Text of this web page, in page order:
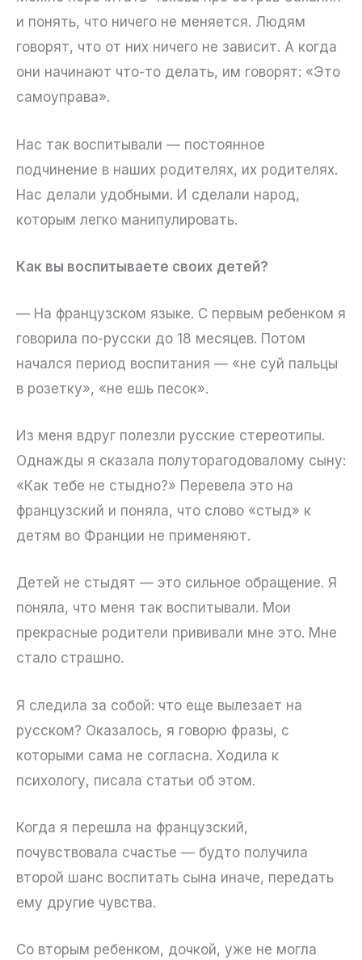
и понять, что ничего не меняется. Людям
говорят, что от них ничего не зависит. А когда
они начинают что-то делать, им говорят: «Это
самоуправа».
Нас так воспитывали — постоянное
подчинение в наших родителях, их родителях.
Нас делали удобными. И сделали народ,
которым легко манипулировать.
Как вы воспитываете своих детей?
— На французском языке. С первым ребенком я
говорила по-русски до 18 месяцев. Потом
начался период воспитания — «не суй пальцы
в розетку», «не ешь песок».
Из меня вдруг полезли русские стереотипы.
Однажды я сказала полуторагодовалому сыну:
«Как тебе не стыдно?» Перевела это на
французский и поняла, что слово «стыд» к
детям во Франции не применяют.
Детей не стыдят — это сильное обращение. Я
поняла, что меня так воспитывали. Мои
прекрасные родители прививали мне это. Мне
стало страшно.
Я следила за собой: что еще вылезает на
русском? Оказалось, я говорю фразы, с
которыми сама не согласна. Ходила к
психологу, писала статьи об этом.
Когда я перешла на французский,
почувствовала счастье — будто получила
второй шанс воспитать сына иначе, передать
ему другие чувства.
Со вторым ребенком, дочкой, уже не могла